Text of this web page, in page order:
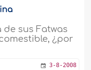
sus Fatwas
¿por
3-8-2008